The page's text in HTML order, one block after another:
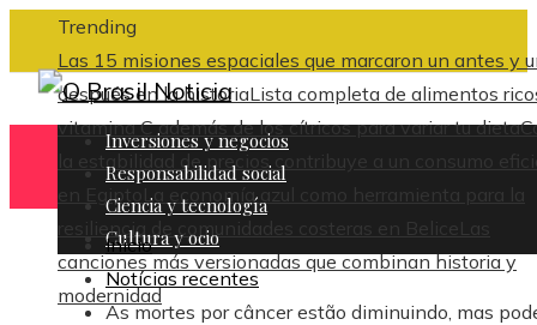
Trending
Las 15 misiones espaciales que marcaron un antes y
después en la historiaLista completa de alimentos
vitamina C además de los cítricos para variar tu dieta
la estabilidad de precios contribuye a un consumo
en Egipto La economía azul como herramienta para la
resiliencia de comunidades costeras en Belice Las
canciones más versionadas que combinan historia y
modernidad
Inversiones y negocios
Responsabilidad social
Ciencia y tecnología
Cultura y ocio
Inicio
Notícias recentes
As mortes por câncer estão diminuindo, mas